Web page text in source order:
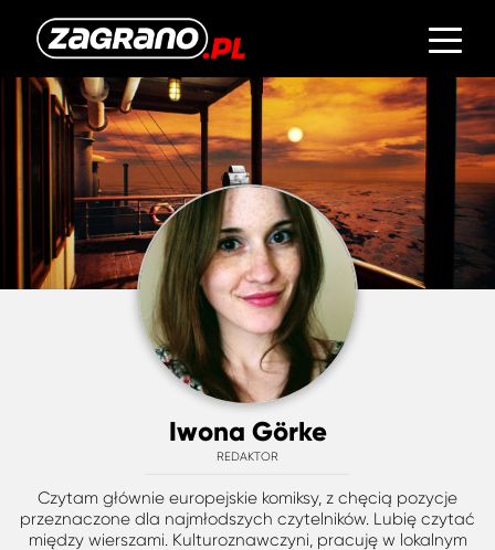
Iwona Görke
REDAKTOR
Czytam głównie europejskie komiksy, z chęcią pozycje
przeznaczone dla najmłodszych czytelników. Lubię czytać
między wierszami. Kulturoznawczyni, pracuję w lokalnym